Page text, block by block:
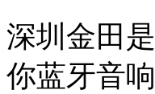
深圳金田
你蓝牙音